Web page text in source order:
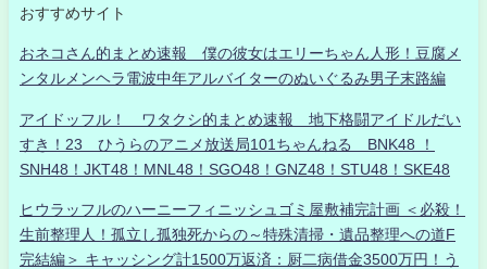
おすすめサイト
おネコさん的まとめ速報 僕の彼女はエリーちゃん人形！豆腐メ
ンタルメンヘラ電波中年アルバイターのぬいぐるみ男子末路編
アイドッフル！ ワタクシ的まとめ速報 地下格闘アイドルだい
すき！23 ひうらのアニメ放送局101ちゃんねる BNK48 ！
SNH48！JKT48！MNL48！SGO48！GNZ48！STU48！SKE48
ヒウラッフルのハーニーフィニッシュゴミ屋敷補完計画 ＜必殺！
生前整理人！孤立し孤独死からの～特殊清掃・遺品整理への道F
完結編＞ キャッシング計1500万返済：厨二病借金3500万円！う